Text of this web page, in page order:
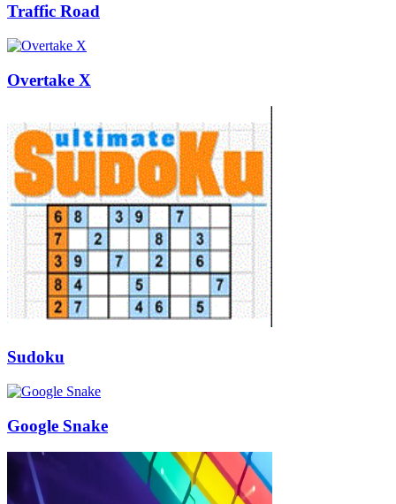
Traffic Road
Overtake X
Sudoku
Google Snake